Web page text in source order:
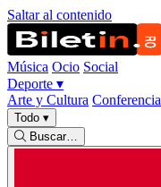
Saltar al contenido
Música Ocio Social
Deporte ▾
Arte y Cultura Conferencia
Todo ▾
Buscar…